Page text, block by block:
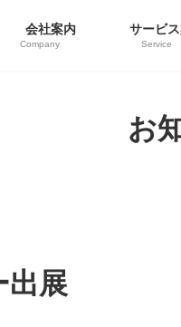
会社案内
Company
サービ
Service
お
出展